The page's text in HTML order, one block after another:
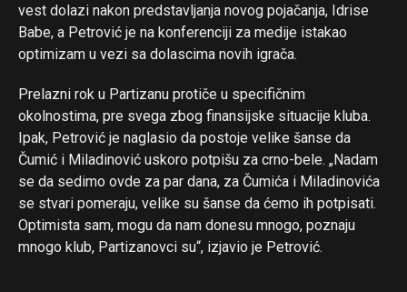
vest dolazi nakon predstavljanja novog pojačanja, Idrise
Babe, a Petrović je na konferenciji za medije istakao
optimizam u vezi sa dolascima novih igrača.
Prelazni rok u Partizanu protiče u specifičnim
okolnostima, pre svega zbog finansijske situacije kluba.
Ipak, Petrović je naglasio da postoje velike šanse da
Čumić i Miladinović uskoro potpišu za crno-bele. „Nadam
se da sedimo ovde za par dana, za Čumića i Miladinovića
se stvari pomeraju, velike su šanse da ćemo ih potpisati.
Optimista sam, mogu da nam donesu mnogo, poznaju
mnogo klub, Partizanovci su“, izjavio je Petrović.